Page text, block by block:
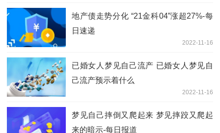
地产债走势分化 “21金科04”涨超27%-每
日速递
2022-11-16
已婚女人梦见自己流产 已婚女人梦见自
己流产预示着什么
2022-11-16
梦见自己摔倒又爬起来 梦见摔跤又爬起
来的暗示-每日报道